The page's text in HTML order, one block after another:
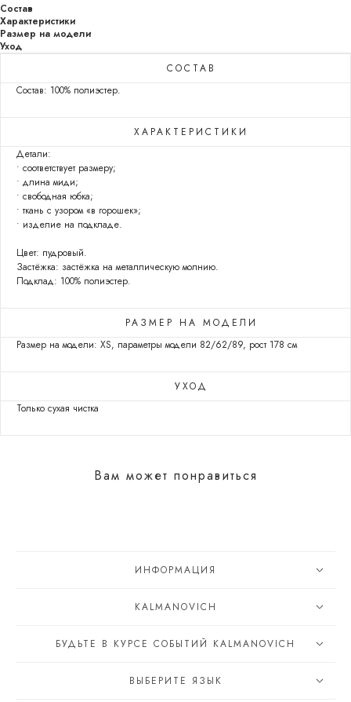
Состав
Характеристики
Размер на модели
Уход
СОСТАВ
Состав: 100% полиэстер.
ХАРАКТЕРИСТИКИ
Детали:
• соответствует размеру;
• длина миди;
• свободная юбка;
• ткань с узором «в горошек»;
• изделие на подкладе.
Цвет: пудровый.
Застёжка: застёжка на металлическую молнию.
Подклад: 100% полиэстер.
РАЗМЕР НА МОДЕЛИ
Размер на модели: XS, параметры модели 82/62/89, рост 178 см
УХОД
Только сухая чистка
Вам может понравиться
ИНФОРМАЦИЯ
KALMANOVICH
БУДЬТЕ В КУРСЕ СОБЫТИЙ KALMANOVICH
ВЫБЕРИТЕ ЯЗЫК